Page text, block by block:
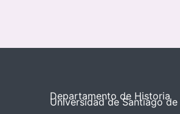
Departamento de Historia
Universidad de Santiago de